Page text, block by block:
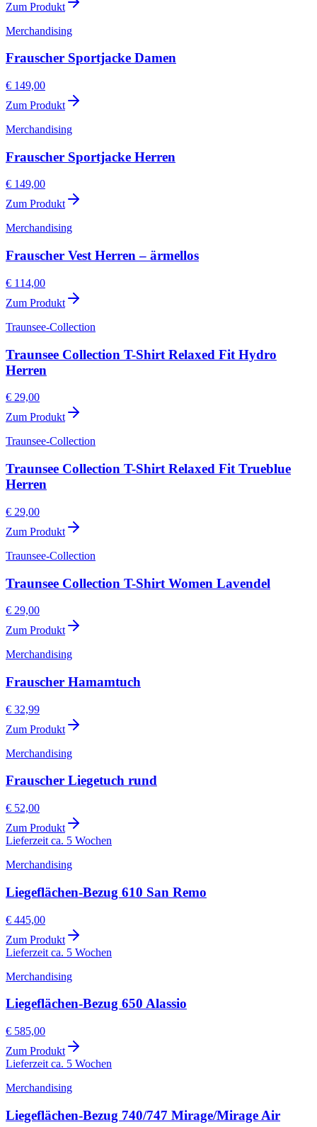
Zum Produkt
Merchandising
Frauscher Sportjacke Damen
€ 149,00
Zum Produkt
Merchandising
Frauscher Sportjacke Herren
€ 149,00
Zum Produkt
Merchandising
Frauscher Vest Herren – ärmellos
€ 114,00
Zum Produkt
Traunsee-Collection
Traunsee Collection T-Shirt Relaxed Fit Hydro
Herren
€ 29,00
Zum Produkt
Traunsee-Collection
Traunsee Collection T-Shirt Relaxed Fit Trueblue
Herren
€ 29,00
Zum Produkt
Traunsee-Collection
Traunsee Collection T-Shirt Women Lavendel
€ 29,00
Zum Produkt
Merchandising
Frauscher Hamamtuch
€ 32,99
Zum Produkt
Merchandising
Frauscher Liegetuch rund
€ 52,00
Zum Produkt
Lieferzeit ca. 5 Wochen
Merchandising
Liegeflächen-Bezug 610 San Remo
€ 445,00
Zum Produkt
Lieferzeit ca. 5 Wochen
Merchandising
Liegeflächen-Bezug 650 Alassio
€ 585,00
Zum Produkt
Lieferzeit ca. 5 Wochen
Merchandising
Liegeflächen-Bezug 740/747 Mirage/Mirage Air